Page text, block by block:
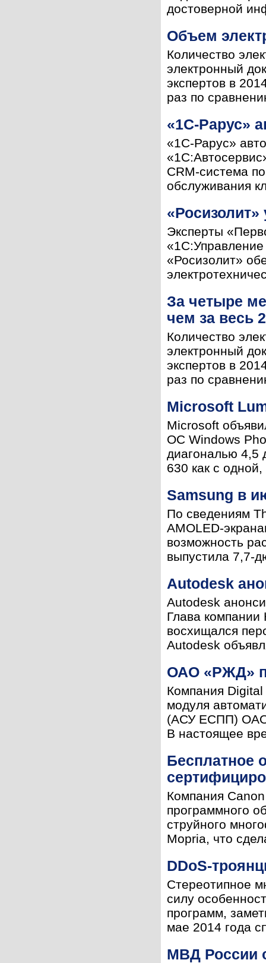
достоверной
Объем
Количество
электронный
экспертов в
раз по
«1С-Рарус»
«1С-Рарус»
CRM-система
обслуживания
Эксперты
«Росизолит»
За четыре
чем за весь
Количество
электронный
экспертов в
раз по
Microsoft
Microsoft
ОС Windows
диагональю 4,5
630 как с
Samsung в
По сведениям
AMOLED-
возможность
выпустила 7,7-
Autodesk
Autodesk
Глава компании
восхищался
Autodesk
ОАО «РЖД»
Компания
модуля
(АСУ ЕСПП) ОАО
В настоящее
Бесплатное
Компания
программного
струйного
Mopria, что
DDoS-
Стереотипное
силу
программ,
мае 2014 года
МВД России